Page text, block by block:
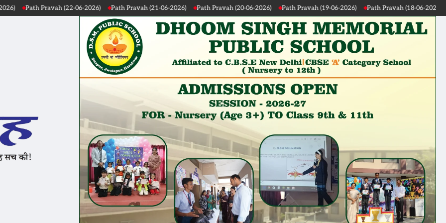
(22-06-2026) Path Pravah (21-06-2026) Path Pravah (20-06-2026) Path Pravah (19-06-2026) Path Pravah (18-06-2026)